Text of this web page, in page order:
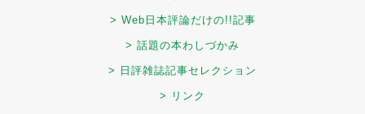
> Web日本評論だけの!!記事
> 話題の本わしづかみ
> 日評雑誌記事セレクション
> リンク